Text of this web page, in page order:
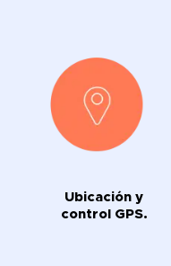
Ubicación y
control GPS.